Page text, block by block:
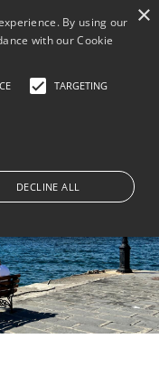
×
By using our
with our Cookie
TARGETING
DECLINE ALL